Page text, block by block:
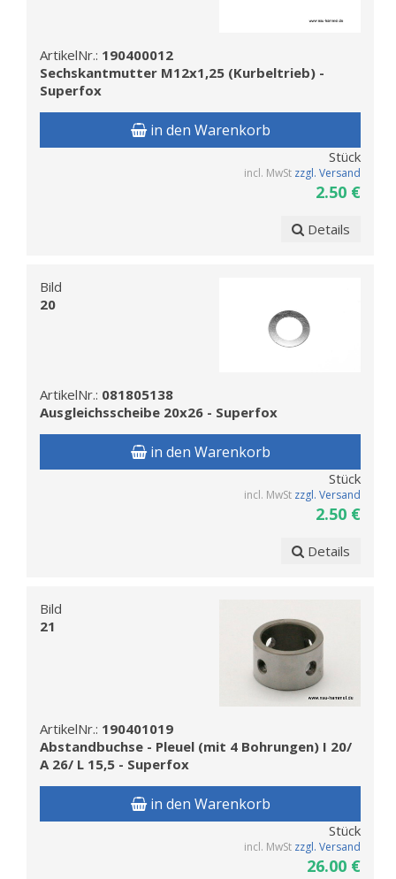
ArtikelNr.: 190400012
Sechskantmutter M12x1,25 (Kurbeltrieb) -
Superfox
in den Warenkorb
Stück
incl. MwSt zzgl. Versand
2.50 €
Details
Bild
20
ArtikelNr.: 081805138
Ausgleichsscheibe 20x26 - Superfox
in den Warenkorb
Stück
incl. MwSt zzgl. Versand
2.50 €
Details
Bild
21
ArtikelNr.: 190401019
Abstandbuchse - Pleuel (mit 4 Bohrungen) I 20/
A 26/ L 15,5 - Superfox
in den Warenkorb
Stück
incl. MwSt zzgl. Versand
26.00 €